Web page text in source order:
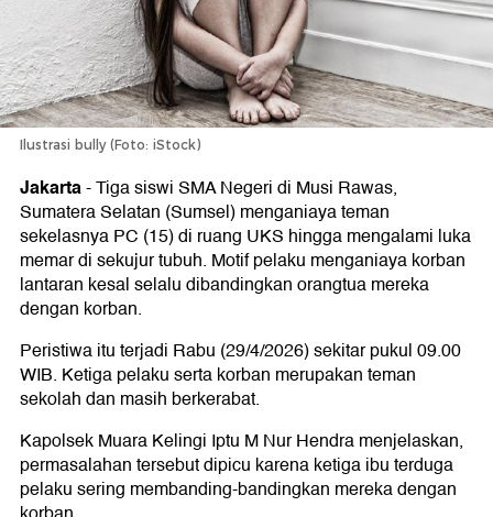
Ilustrasi bully (Foto: iStock)
Jakarta-Tiga siswi SMA Negeri di Musi Rawas,
Sumatera Selatan (Sumsel) menganiaya teman
sekelasnya PC (15) di ruang UKS hingga mengalami luka
memar di sekujur tubuh. Motif pelaku menganiaya korban
lantaran kesal selalu dibandingkan orangtua mereka
dengan korban.
Peristiwa itu terjadi Rabu (29/4/2026) sekitar pukul 09.00
WIB. Ketiga pelaku serta korban merupakan teman
sekolah dan masih berkerabat.
Kapolsek Muara Kelingi Iptu M Nur Hendra menjelaskan,
permasalahan tersebut dipicu karena ketiga ibu terduga
pelaku sering membanding-bandingkan mereka dengan